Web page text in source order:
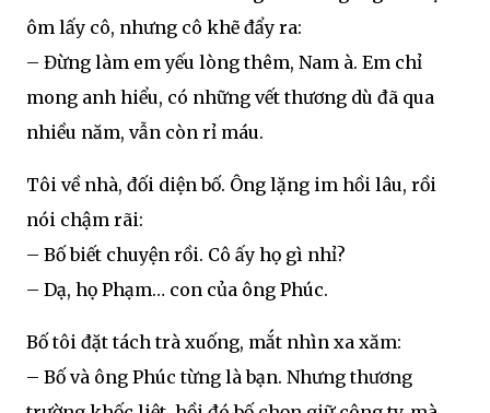
ôm lấy cô, nhưng cô khẽ đẩy ra:
– Đừng làm em yếu lòng thêm, Nam à. Em chỉ
mong anh hiểu, có những vết thương dù đã qua
nhiều năm, vẫn còn rỉ máu.
Tôi về nhà, đối diện bố. Ông lặng im hồi lâu, rồi
nói chậm rãi:
– Bố biết chuyện rồi. Cô ấy họ gì nhỉ?
– Dạ, họ Phạm… con của ông Phúc.
Bố tôi đặt tách trà xuống, mắt nhìn xa xăm:
– Bố và ông Phúc từng là bạn. Nhưng thương